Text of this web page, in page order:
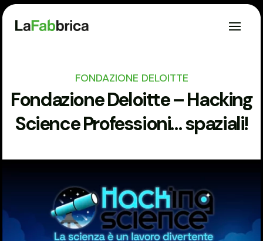
FONDAZIONE DELOITTE
Fondazione Deloitte – Hacking
Science Professioni… spaziali!